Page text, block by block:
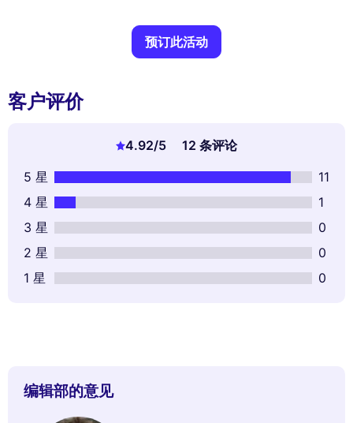
预订此活动
客户评价
4.92/5
12 条评论
5 星
11
4 星
1
3 星
0
2 星
0
1 星
0
编辑部的意见